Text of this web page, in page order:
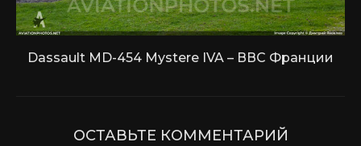
Dassault MD-454 Mystere IVA – ВВС Франции
ОСТАВЬТЕ КОММЕНТАРИЙ